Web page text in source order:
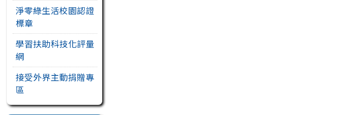
淨零綠生活校園認證
標章
學習扶助科技化評量
網
接受外界主動捐贈專
區